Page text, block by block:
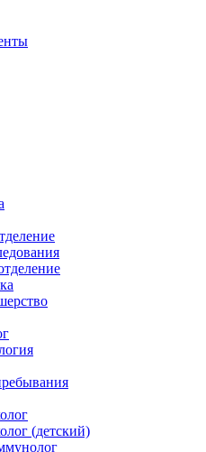
(детский)